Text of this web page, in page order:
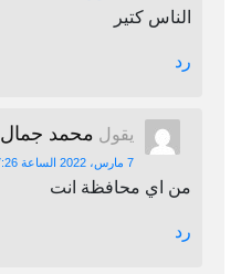
الناس كتير
رد
يقول محمد جمال
7 مارس، 2022 الساعة 7:26 م
من اي محافظة انت
رد